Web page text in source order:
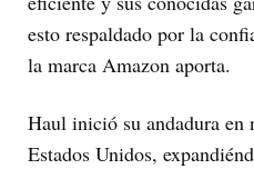
esto respaldado por la
la marca Amazon aporta.
Haul inició su andadura en
Estados Unidos,